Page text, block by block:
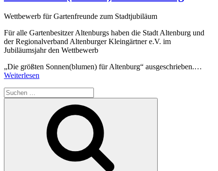
Wettbewerb für Gartenfreunde zum Stadtjubiläum
Für alle Gartenbesitzer Altenburgs haben die Stadt Altenburg und
der Regionalverband Altenburger Kleingärtner e.V. im
Jubiläumsjahr den Wettbewerb
„Die größten Sonnen(blumen) für Altenburg“ ausgeschrieben.…
Weiterlesen
Suchen
nach: